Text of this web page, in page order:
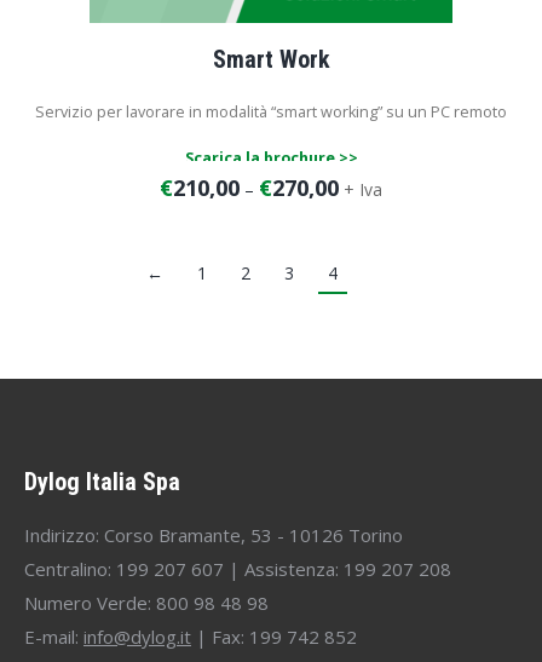
Smart Work
Servizio per lavorare in modalità “smart working” su un PC remoto
Scarica la brochure >>
Il costo comprende:
Attivazione
versione fino a 2 utenti: 90 € una tantum
€210,00 – €270,00 + Iva
← 1 2 3 4
Dylog Italia Spa
Indirizzo: Corso Bramante, 53 - 10126 Torino
Centralino: 199 207 607 | Assistenza: 199 207 208
Numero Verde: 800 98 48 98
E-mail: info@dylog.it | Fax: 199 742 852